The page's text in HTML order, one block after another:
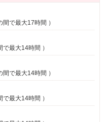
間で最大17時間 ）
で最大14時間 ）
間で最大14時間 ）
で最大14時間 ）